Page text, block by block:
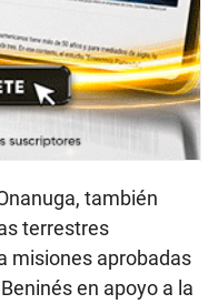
también
terrestres
misiones aprobadas
en apoyo a la